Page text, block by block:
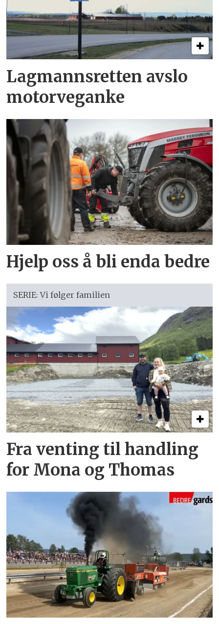
Lagmannsretten avslo
motorveganke
Hjelp oss å bli enda bedre
SERIE: Vi følger familien
Fra venting til handling
for Mona og Thomas